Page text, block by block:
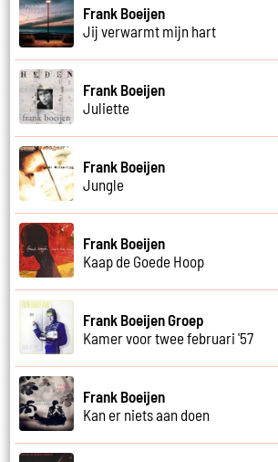
Frank Boeijen
Jij verwarmt mijn hart
Frank Boeijen
Juliette
Frank Boeijen
Jungle
Frank Boeijen
Kaap de Goede Hoop
Frank Boeijen Groep
Kamer voor twee februari '57
Frank Boeijen
Kan er niets aan doen